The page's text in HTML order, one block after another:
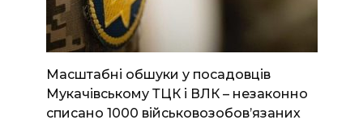
Масштабні обшуки у посадовців
Мукачівському ТЦК і ВЛК – незаконно
списано 1000 військовозобов’язаних